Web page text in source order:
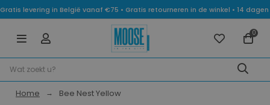
Gratis levering in België vanaf €75 • Gratis retourneren in de winkel • 14
0
Home Bee Nest Yellow